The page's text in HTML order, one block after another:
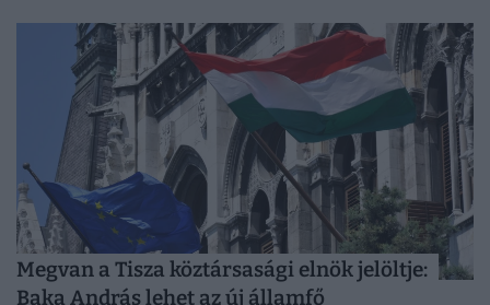
Megvan a Tisza köztársasági elnök jelöltje:
Baka András lehet az új államfő